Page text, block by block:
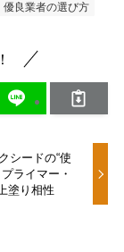
優良業者の選び方
シードの“使
ライマー・
塗り相性